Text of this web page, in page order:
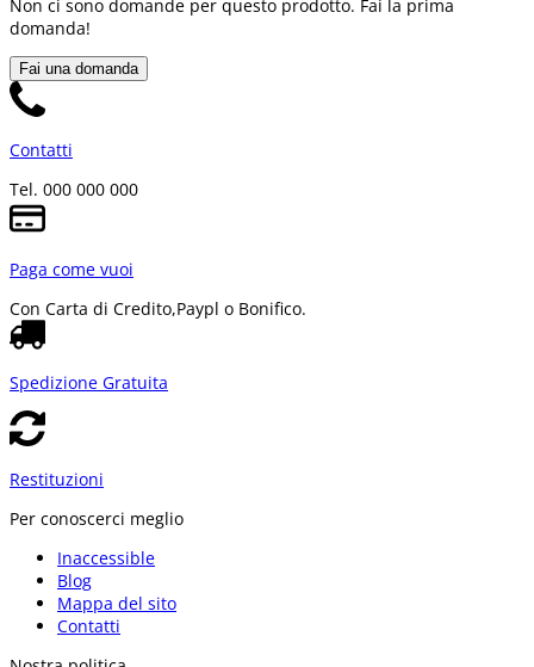
Non ci sono domande per questo prodotto. Fai la prima
domanda!
Fai una domanda
Contatti
Tel. 000 000 000
Paga come vuoi
Con Carta di Credito,Paypl o Bonifico.
Spedizione Gratuita
Restituzioni
Per conoscerci meglio
Inaccessible
Blog
Mappa del sito
Contatti